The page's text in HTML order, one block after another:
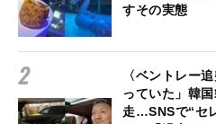
すその実態
〈ベントレー
っていた」韓
走…SNSで“セ